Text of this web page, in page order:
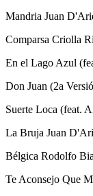
Mandria Juan
Comparsa Criolla
En el Lago Azul
Don Juan (2a
Suerte Loca (feat.
La Bruja Juan
Bélgica Rodolfo
Te Aconsejo Que